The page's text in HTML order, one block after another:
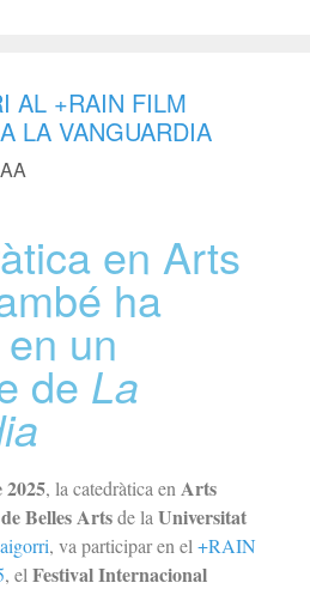
AL +RAIN FILM
LA VANGUARDIA
en Arts
ha
un
de La
2025, la catedràtica enArts
Belles Artsde laUniversitat
, va participar en el+RAIN
, elFestival Internacional